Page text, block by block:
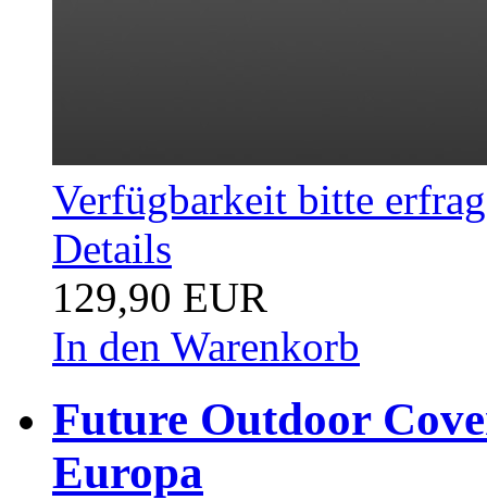
Verfügbarkeit bitte
Details
129,90 EUR
In den Warenkorb
Future Outdoor
Europa